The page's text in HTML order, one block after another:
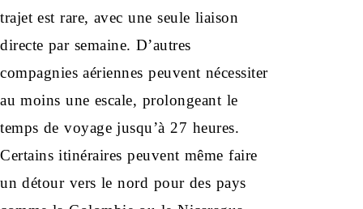
trajet est rare, avec une seule liaison
directe par semaine. D’autres
compagnies aériennes peuvent nécessiter
au moins une escale, prolongeant le
temps de voyage jusqu’à 27 heures.
Certains itinéraires peuvent même faire
un détour vers le nord pour des pays